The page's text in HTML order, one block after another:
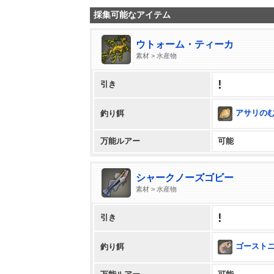
採集可能なアイテム
ウトォーム・ティーカ
素材 > 水産物
引き !
釣り餌 アサリの
万能ルアー 可能
シャークノーズゴビー
素材 > 水産物
引き !
釣り餌 ゴースト